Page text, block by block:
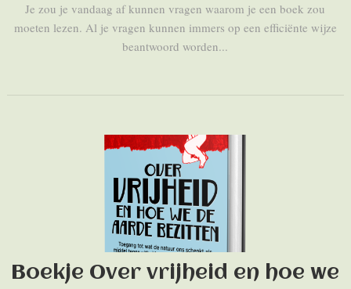
Je zou je vandaag af kunnen vragen waarom je een boek zou
moeten lezen. Al je vragen kunnen immers op een efficiënte wijze
beantwoord worden...
Boekje Over vrijheid en hoe we